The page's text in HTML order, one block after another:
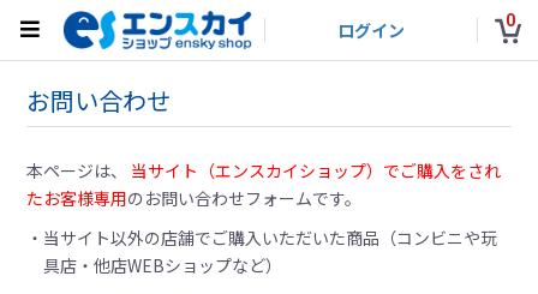
ログイン 0
お問い合わせ
本ページは、 当サイト（エンスカイショップ）でご購入をされ
たお客様専用のお問い合わせフォームです。
当サイト以外の店舗でご購入いただいた商品（コンビニや玩
具店・他店WEBショップなど）